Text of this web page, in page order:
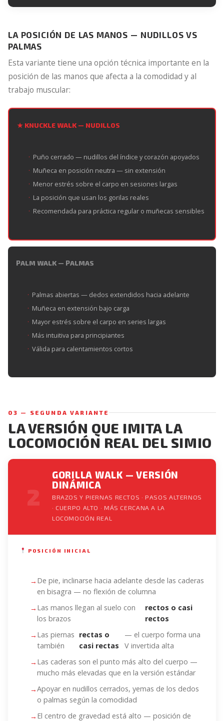
LA POSICIÓN DE LAS MANOS — NUDILLOS VS
PALMAS
Esta variante tiene una opción técnica importante en la
posición de las manos que afecta a la comodidad y al
trabajo muscular:
★ KNUCKLE WALK — NUDILLOS
Puño cerrado — nudillos del índice y corazón apoyados
Muñeca en posición neutra — sin extensión
Menor estrés sobre el carpo en sesiones largas
La posición que usan los gorilas reales
Recomendada para práctica regular o muñecas sensibles
PALM WALK — PALMAS
Palmas abiertas — dedos extendidos hacia adelante
Muñeca en extensión bajo carga
Mayor estrés sobre el carpo en series largas
Más intuitiva para principiantes
Válida para calentamientos cortos
03 — SEGUNDA VARIANTE
LA VERSIÓN QUE IMITA LA
LOCOMOCIÓN REAL DEL SIMIO
2
GORILLA WALK — VERSIÓN
DINÁMICA
BRAZOS Y PIERNAS RECTOS · PASOS ALTERNOS
· CUERPO ALTO · MÁS CERCANA A LA
LOCOMOCIÓN REAL
POSICIÓN INICIAL
De pie, inclinarse hacia adelante desde las caderas
en bisagra — no flexión de columna
Las manos llegan al suelo con
los brazos
rectos o casi
rectos
Las piernas
también
rectas o
casi rectas
— el cuerpo forma una
V invertida alta
Las caderas son el punto más alto del cuerpo —
mucho más elevadas que en la versión estándar
Apoyar en nudillos cerrados, yemas de los dedos
o palmas según la comodidad
El centro de gravedad está alto — posición de